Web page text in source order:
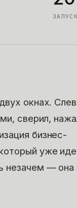
окнах.
сверил,
бизнес-
уже
незачем — она